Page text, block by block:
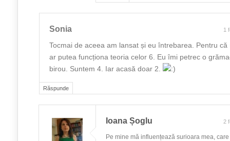
Răspunde
Sonia 1
Tocmai de aceea am lansat și eu întrebarea. Pentru
ar putea funcționa teoria celor 6. Eu îmi petrec o
birou. Suntem 4. Iar acasă doar 2.
Ioana Șoglu 2
Pe mine mă influențează surioara mea,